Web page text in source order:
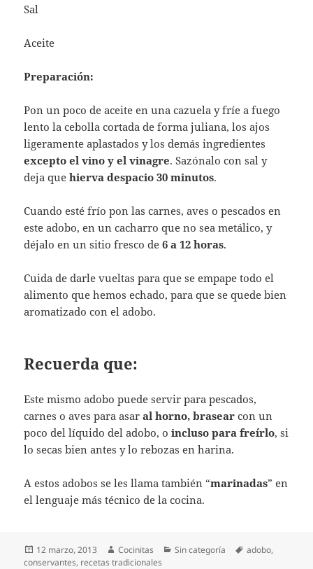
Sal
Aceite
Preparación:
Pon un poco de aceite en una cazuela y fríe a fuego
lento la cebolla cortada de forma juliana, los ajos
ligeramente aplastados y los demás ingredientes
excepto el vino y el vinagre. Sazónalo con sal y
deja que hierva despacio 30 minutos.
Cuando esté frío pon las carnes, aves o pescados en
este adobo, en un cacharro que no sea metálico, y
déjalo en un sitio fresco de 6 a 12 horas.
Cuida de darle vueltas para que se empape todo el
alimento que hemos echado, para que se quede bien
aromatizado con el adobo.
Recuerda que:
Este mismo adobo puede servir para pescados,
carnes o aves para asaral horno, brasearcon un
poco del líquido del adobo, oincluso para freírlo, si
lo secas bien antes y lo rebozas en harina.
A estos adobos se les llama también “marinadas” en
el lenguaje más técnico de la cocina.
Publicado
el
12 marzo, 2013 Autor
Cocinitas Categorías
Sin categoría Etiquetas
adobo,
conservantes, recetas tradicionales